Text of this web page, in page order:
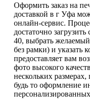
Оформить заказ на
доставкой в г Уфа
онлайн-сервис.
достаточно
40, выбрать
без рамки) и указать
предоставляет вам
фото высокого
нескольких
будь то оформление